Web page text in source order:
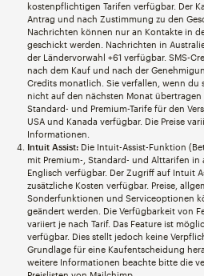
kostenpflichtigen Tarifen verfügbar. Der
Antrag und nach Zustimmung zu den
Nachrichten können nur an Kontakte in
geschickt werden. Nachrichten in
der Ländervorwahl +61 verfügbar. SMS-
nach dem Kauf und nach der
Credits monatlich. Sie verfallen, wenn
nicht auf den nächsten Monat
Standard- und Premium-Tarife für den
USA und Kanada verfügbar. Die Preise
Informationen.
Intuit Assist:Die Intuit-Assist-Funktion
mit Premium-, Standard- und Alttarifen
Englisch verfügbar. Der Zugriff auf Intuit
zusätzliche Kosten verfügbar. Preise,
Sonderfunktionen und Serviceoptionen
geändert werden. Die Verfügbarkeit von
variiert je nach Tarif. Das Feature ist
verfügbar. Dies stellt jedoch keine
Grundlage für eine Kaufentscheidung
weitere Informationen beachte bitte die